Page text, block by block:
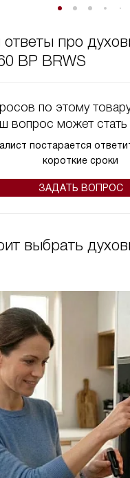
ответы про
BP BRWS
по этому
вопрос может стать
постарается
короткие сроки
ЗАДАТЬ ВОПРОС
выбрать